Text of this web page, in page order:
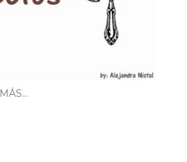
MÁS…